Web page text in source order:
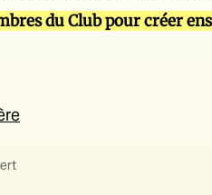
du Club pour créer